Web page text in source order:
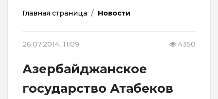
Главная страница Новости
26.07.2014, 11:09 4350
Азербайджанское
государство Атабеков